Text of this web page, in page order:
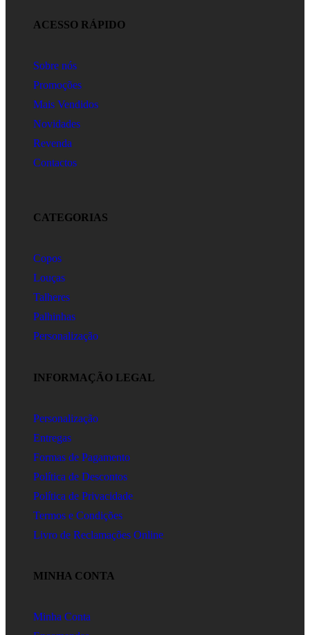
ACESSO RÁPIDO
Sobre nós
Promoções
Mais Vendidos
Novidades
Revenda
Contactos
CATEGORIAS
Copos
Louças
Talheres
Palhinhas
Personalização
INFORMAÇÃO LEGAL
Personalização
Entregas
Formas de Pagamento
Política de Descontos
Política de Privacidade
Termos e Condições
Livro de Reclamações Online
MINHA CONTA
Minha Conta